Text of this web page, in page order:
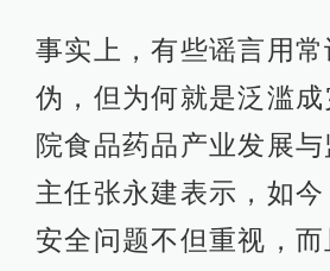
事实上，有些谣言用
伪，但为何就是泛滥
院食品药品产业发展
主任张永建表示，如
安全问题不但重视，